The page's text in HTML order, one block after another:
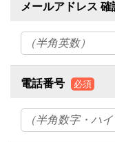
メールアドレス 確
電話番号 必須